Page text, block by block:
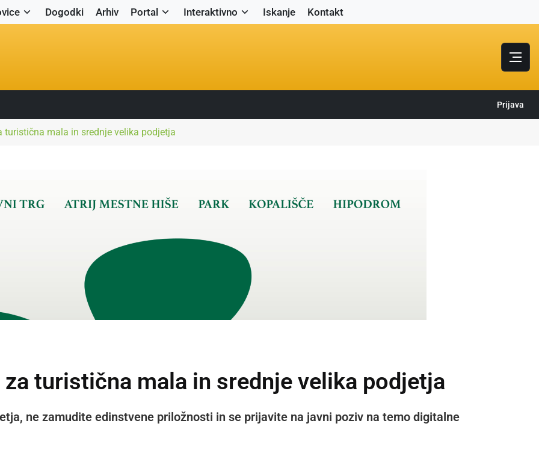
Dogodki Arhiv Portal Interaktivno Iskanje Kontakt
Prijava
turistična mala in srednje velika podjetja
za turistična mala in srednje velika podjetja
ne zamudite edinstvene priložnosti in se prijavite na javni poziv na temo digitalne